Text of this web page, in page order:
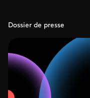
Dossier de presse